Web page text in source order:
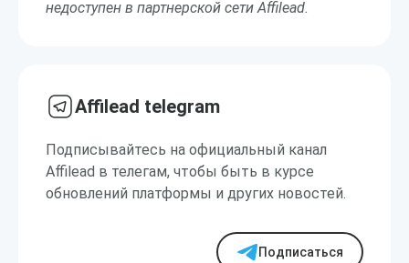
недоступен в партнерской сети Affilead.
Affilead telegram
Подписывайтесь на официальный канал
Affilead в телегам, чтобы быть в курсе
обновлений платформы и других новостей.
Подписаться